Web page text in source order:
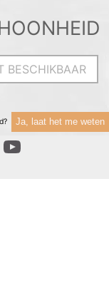
BESCHIKBAAR
Ja, laat het me weten